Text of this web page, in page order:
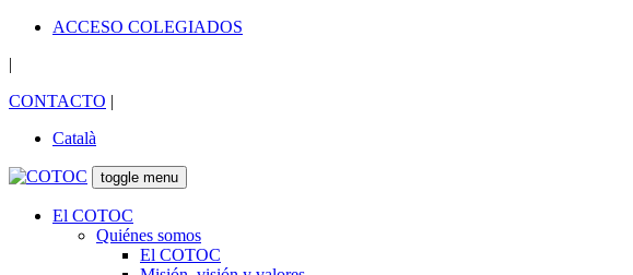
ACCESO COLEGIADOS
|
CONTACTO |
Català
toggle menu
El COTOC
Quiénes somos
El COTOC